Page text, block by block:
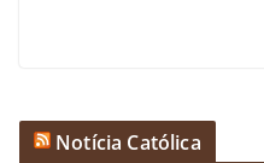
Notícia Católica